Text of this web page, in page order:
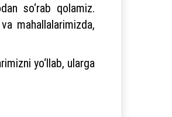
so‘rab qolamiz.
mahallalarimizda,
yo‘llab, ularga